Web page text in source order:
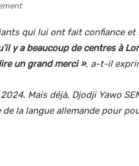
qui lui ont fait confiance et
y a beaucoup de centres à
un grand merci », a-t-il
Mais déjà, Djodji Yawo
la langue allemande pour